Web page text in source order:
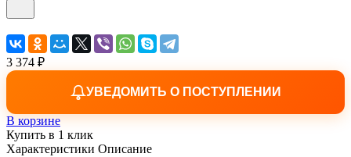
3 374 ₽
УВЕДОМИТЬ О ПОСТУПЛЕНИИ
В корзине
Купить в 1 клик
Характеристики Описание